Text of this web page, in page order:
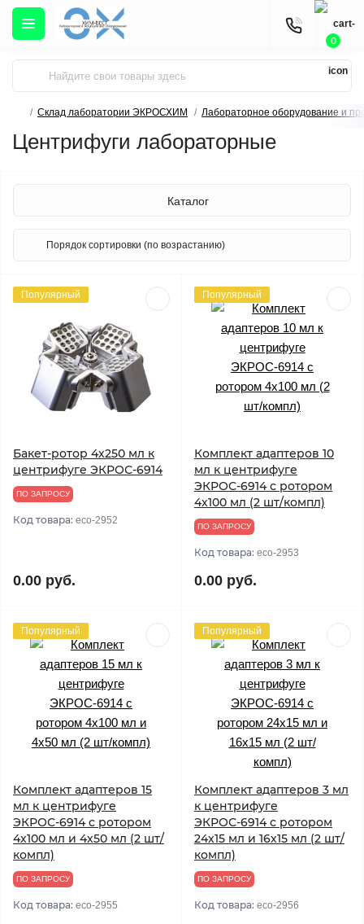
0
Склад лаборатории ЭКРОСХИМ Лабораторное оборудование и
Центрифуги лабораторные
Каталог
Популярный
Бакет-ротор 4х250 мл к
центрифуге ЭКРОС-6914
ПО ЗАПРОСУ
Код товара: eco-2952
0.00 руб.
Популярный
Комплект адаптеров 10
мл к центрифуге
ЭКРОС-6914 с ротором
4х100 мл (2 шт/компл)
ПО ЗАПРОСУ
Код товара: eco-2953
0.00 руб.
Популярный
Комплект адаптеров 15
мл к центрифуге
ЭКРОС-6914 с ротором
4х100 мл и 4х50 мл (2 шт/
компл)
ПО ЗАПРОСУ
Код товара: eco-2955
Популярный
Комплект адаптеров 3 мл
к центрифуге
ЭКРОС-6914 с ротором
24х15 мл и 16х15 мл (2 шт/
компл)
ПО ЗАПРОСУ
Код товара: eco-2956